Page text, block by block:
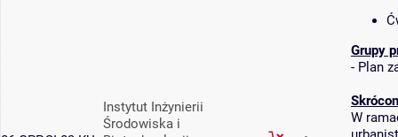
Instytut Inżynierii
Środowiska i
Grupy
- Plan
W